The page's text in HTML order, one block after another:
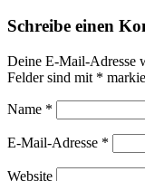
Schreibe einen
Deine E-Mail-Adresse
Felder sind mit *
Name *
E-Mail-Adresse *
Website